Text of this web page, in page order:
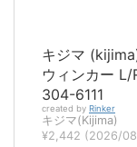
キジマ
ウィンカー
304-6111
created by Rinker
キジマ(Kijima)
¥2,442 (2026/